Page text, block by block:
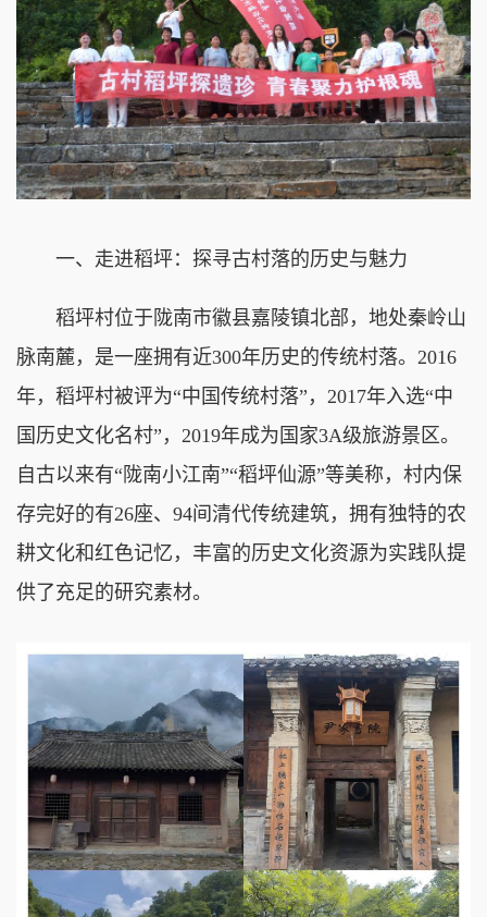
一、走进稻坪：探寻古村落的历史与魅力
稻坪村位于陇南市徽县嘉陵镇北部，地处秦岭山
脉南麓，是一座拥有近300年历史的传统村落。2016
年，稻坪村被评为“中国传统村落”，2017年入选“中
国历史文化名村”，2019年成为国家3A级旅游景区。
自古以来有“陇南小江南”“稻坪仙源”等美称，村内保
存完好的有26座、94间清代传统建筑，拥有独特的农
耕文化和红色记忆，丰富的历史文化资源为实践队提
供了充足的研究素材。